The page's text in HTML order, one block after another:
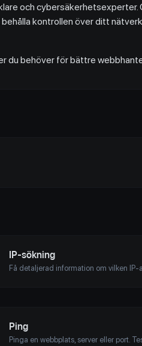
och cybersäkerhetsexperter.
kontrollen över ditt
du behöver för bättre
IP-sökning
Ping